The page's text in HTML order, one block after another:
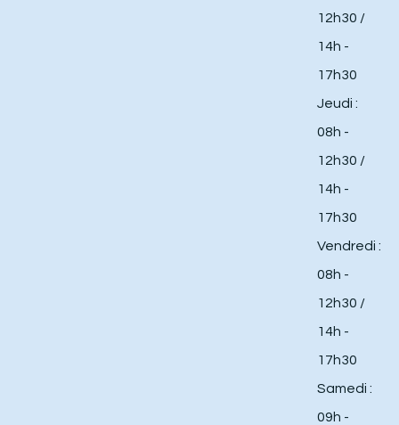
12h30 /
14h -
17h30
Jeudi :
08h -
12h30 /
14h -
17h30
Vendredi :
08h -
12h30 /
14h -
17h30
Samedi :
09h -